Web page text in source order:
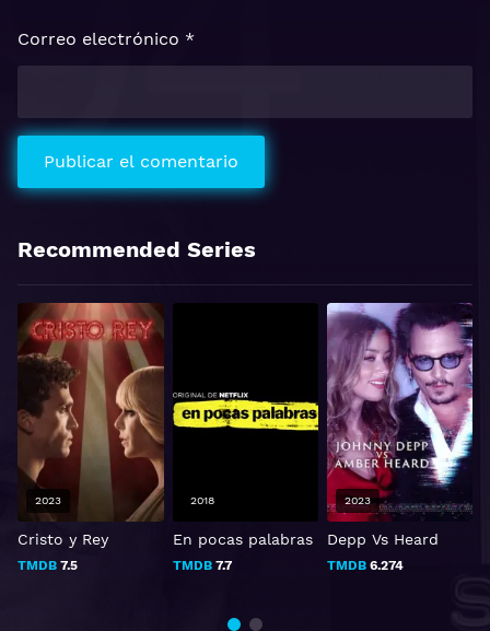
Correo electrónico *
Recommended Series
Cristo y Rey
TMDB 7.5
2023
En pocas palabras
TMDB7.7
2018
Depp Vs Heard
TMDB6.274
2023